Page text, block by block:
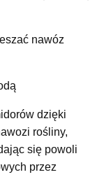
nawóz
dzięki
rośliny,
się powoli
przez